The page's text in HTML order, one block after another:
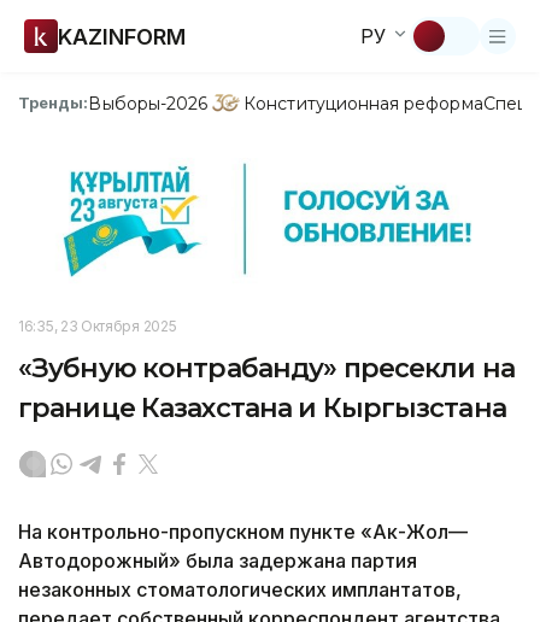
KAZINFORM РУ
Тренды:Выборы-2026 Конституционная реформа
16:35, 23 Октября 2025
«Зубную контрабанду» пресекли на
границе Казахстана и Кыргызстана
На контрольно-пропускном пункте «Ак-Жол—
Автодорожный» была задержана партия
незаконных стоматологических имплантатов,